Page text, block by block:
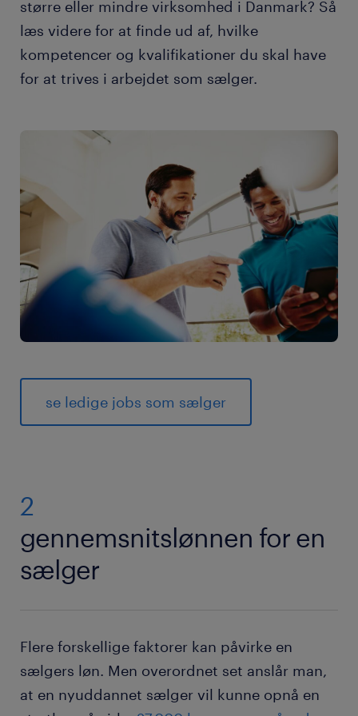
større eller mindre virksomhed i Danmark? Så
læs videre for at finde ud af, hvilke
kompetencer og kvalifikationer du skal have
for at trives i arbejdet som sælger.
se ledige jobs som sælger
2
gennemsnitslønnen for en
sælger
Flere forskellige faktorer kan påvirke en
sælgers løn. Men overordnet set anslår man,
at en nyuddannet sælger vil kunne opnå en